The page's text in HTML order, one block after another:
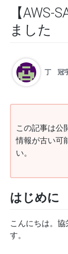
【AWS-
ました
丁 冠
この記事は公
情報が古い可
い。
はじめに
こんにちは。
す。